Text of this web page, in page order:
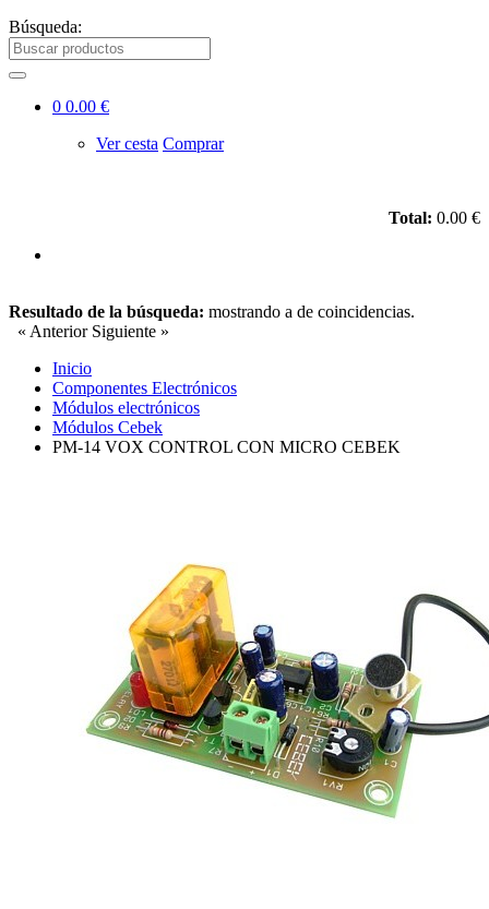
Búsqueda:
0 0.00 €
Ver cesta Comprar
Total: 0.00 €
Resultado de la búsqueda: mostrando a de coincidencias.
« Anterior Siguiente »
Inicio
Componentes Electrónicos
Módulos electrónicos
Módulos Cebek
PM-14 VOX CONTROL CON MICRO CEBEK